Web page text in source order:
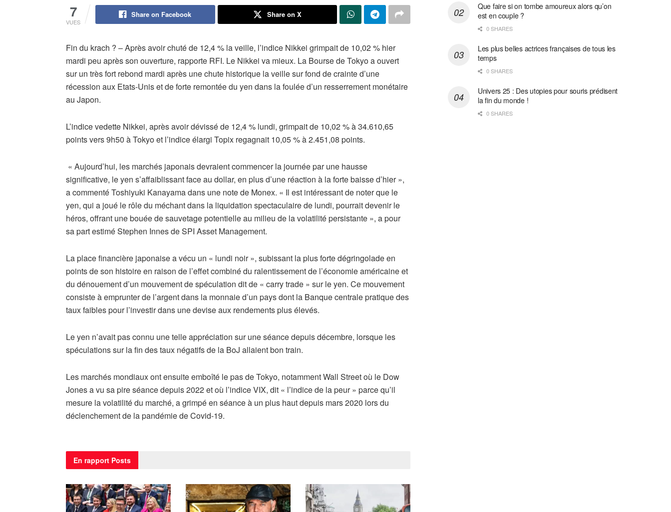
7
VUES
Share on Facebook Share on X
Fin du krach ? – Après avoir chuté de 12,4 % la veille, l’indice Nikkei grimpait de 10,02 % hier
mardi peu après son ouverture, rapporte RFI. Le Nikkei va mieux. La Bourse de Tokyo a ouvert
sur un très fort rebond mardi après une chute historique la veille sur fond de crainte d’une
récession aux Etats-Unis et de forte remontée du yen dans la foulée d’un resserrement monétaire
au Japon.
L’indice vedette Nikkei, après avoir dévissé de 12,4 % lundi, grimpait de 10,02 % à 34.610,65
points vers 9h50 à Tokyo et l’indice élargi Topix regagnait 10,05 % à 2.451,08 points.
« Aujourd’hui, les marchés japonais devraient commencer la journée par une hausse
significative, le yen s’affaiblissant face au dollar, en plus d’une réaction à la forte baisse d’hier »,
a commenté Toshiyuki Kanayama dans une note de Monex. « Il est intéressant de noter que le
yen, qui a joué le rôle du méchant dans la liquidation spectaculaire de lundi, pourrait devenir le
héros, offrant une bouée de sauvetage potentielle au milieu de la volatilité persistante », a pour
sa part estimé Stephen Innes de SPI Asset Management.
La place financière japonaise a vécu un « lundi noir », subissant la plus forte dégringolade en
points de son histoire en raison de l’effet combiné du ralentissement de l’économie américaine et
du dénouement d’un mouvement de spéculation dit de « carry trade » sur le yen. Ce mouvement
consiste à emprunter de l’argent dans la monnaie d’un pays dont la Banque centrale pratique des
taux faibles pour l’investir dans une devise aux rendements plus élevés.
Le yen n’avait pas connu une telle appréciation sur une séance depuis décembre, lorsque les
spéculations sur la fin des taux négatifs de la BoJ allaient bon train.
Les marchés mondiaux ont ensuite emboîté le pas de Tokyo, notamment Wall Street où le Dow
Jones a vu sa pire séance depuis 2022 et où l’indice VIX, dit « l’indice de la peur » parce qu’il
mesure la volatilité du marché, a grimpé en séance à un plus haut depuis mars 2020 lors du
déclenchement de la pandémie de Covid-19.
En rapport Posts
Que faire si on tombe amoureux alors qu’on
est en couple ?
0 SHARES
Les plus belles actrices françaises de tous les
temps
0 SHARES
Univers 25 : Des utopies pour souris prédisent
la fin du monde !
0 SHARES